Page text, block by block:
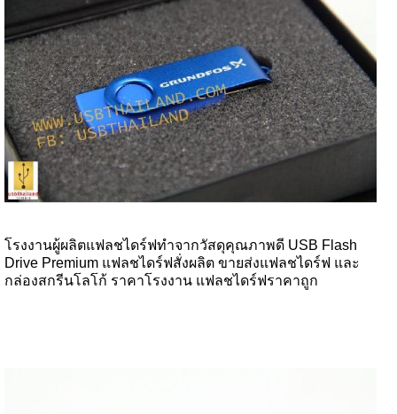
โรงงานผู้ผลิตแฟลชไดร์ฟทำจากวัสดุคุณภาพดี USB Flash
Drive Premium แฟลชไดร์ฟสั่งผลิต ขายส่งแฟลชไดร์ฟ และ
กล่องสกรีนโลโก้ ราคาโรงงาน แฟลชไดร์ฟราคาถูก